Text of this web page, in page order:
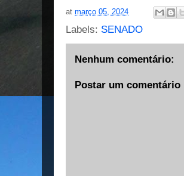
at março 05, 2024
Labels: SENADO
Nenhum comentário:
Postar um comentário